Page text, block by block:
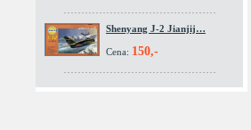
Shenyang J-2 Jianjij…
Cena: 150,-